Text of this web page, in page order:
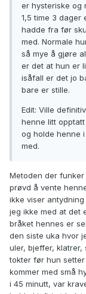
er hysteriske og
1,5 time 3 dager
hadde fra før
med. Normale
så mye å gjøre
er det at hun er
isåfall er det jo
bare er stille.
Edit: Ville
henne litt
og holde henne
med.
Metoden der funker
prøvd å vente
ikke viser
jeg ikke med at det
bråket hennes er
den siste uka hvor
uler, bjeffer, klatrer,
tokter før hun
kommer med små
i 45 minutt, var